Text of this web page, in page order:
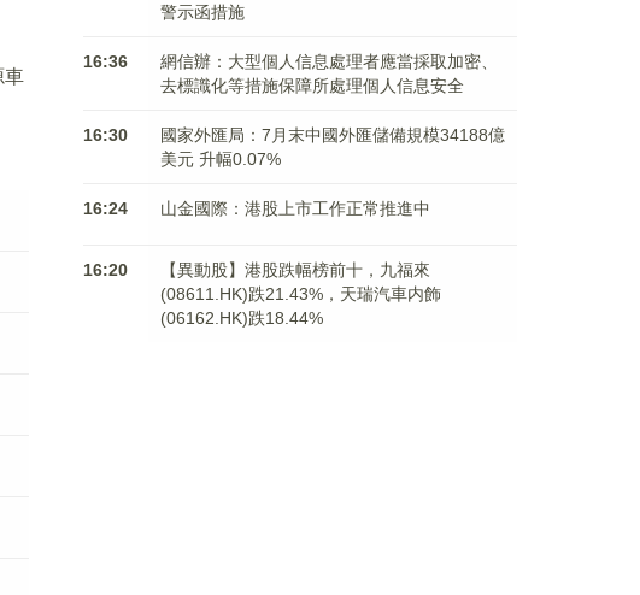
車
警示函措施
16:36
網信辦：大型個人信息處理者應當採取加密、
去標識化等措施保障所處理個人信息安全
16:30
國家外匯局：7月末中國外匯儲備規模34188億
美元 升幅0.07%
16:24 山金國際：港股上市工作正常推進中
16:20
【異動股】港股跌幅榜前十，九福來
(08611.HK)跌21.43%，天瑞汽車内飾
(06162.HK)跌18.44%